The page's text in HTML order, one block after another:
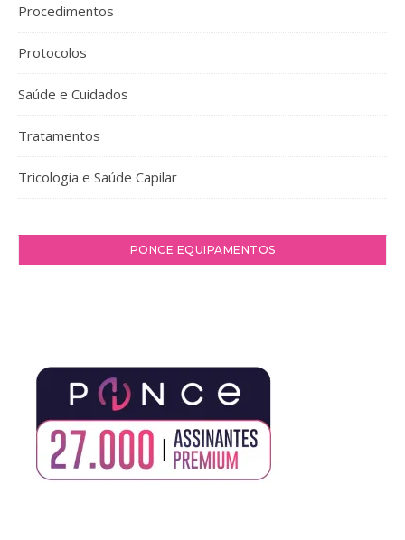
Procedimentos
Protocolos
Saúde e Cuidados
Tratamentos
Tricologia e Saúde Capilar
PONCE EQUIPAMENTOS